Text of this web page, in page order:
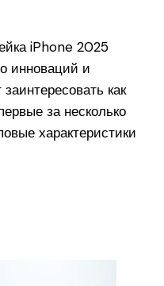
iPhone 2025
инноваций и
как
за несколько
характеристики